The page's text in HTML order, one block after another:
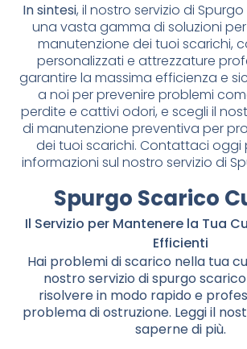
In sintesi, il nostro servizio di
una vasta gamma di soluzioni
manutenzione dei tuoi scarichi,
personalizzati e attrezzature
garantire la massima efficienza e
a noi per prevenire problemi
perdite e cattivi odori, e scegli il
di manutenzione preventiva per
dei tuoi scarichi. Contattaci oggi
informazioni sul nostro servizio di
Spurgo Scarico
Il Servizio per Mantenere la Tua
Efficienti
Hai problemi di scarico nella tua
nostro servizio di spurgo
risolvere in modo rapido e
problema di ostruzione. Leggi il
saperne di più.